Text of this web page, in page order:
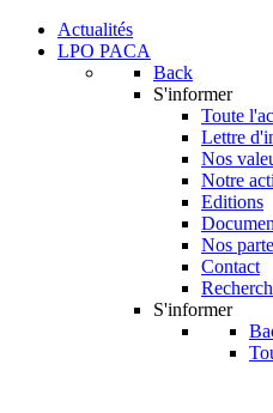
Actualités
LPO PACA
Back
S'informer
Toute
Lettre
Nos
Notre
Editions
Nos
Contact
S'informer